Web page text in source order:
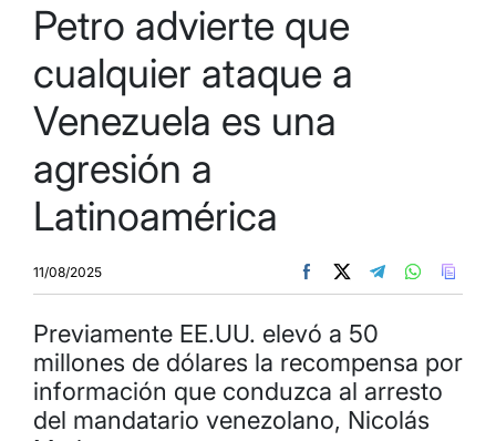
Petro advierte que
cualquier ataque a
Venezuela es una
agresión a
Latinoamérica
11/08/2025
Previamente EE.UU. elevó a 50
millones de dólares la recompensa por
información que conduzca al arresto
del mandatario venezolano, Nicolás